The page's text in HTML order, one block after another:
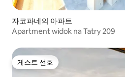
자코파네의 아파트
Apartment widok na Tatry 209
게스트 선호
게스트 선호